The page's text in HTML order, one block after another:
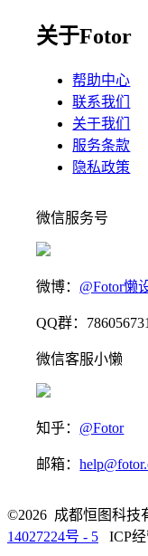
关于Fotor
帮助中心
联系我们
关于我们
服务条款
隐私政策
微信服务号
微博： @Fotor懒
QQ群：786056731
微信客服小懒
知乎： @Fotor
邮箱：
©2026 成都恒图科技
14027224号 - 5 ICP经